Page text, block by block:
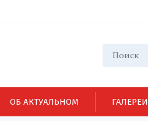
ОБ АКТУАЛЬНОМ ГАЛЕРЕИ